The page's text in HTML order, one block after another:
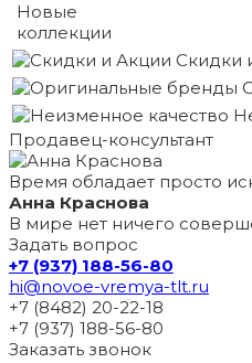
Новые
коллекции
Скидки
Продавец-консультант
Время обладает просто
Анна Краснова
В мире нет ничего
Задать вопрос
+7 (937) 188-56-80
hi@novoe-vremya-tlt.ru
+7 (8482) 20-22-18
+7 (937) 188-56-80
Заказать звонок